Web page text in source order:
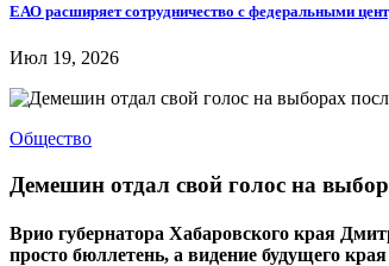
ЕАО расширяет сотрудничество с федеральными
Июл 19, 2026
Общество
Демешин отдал свой голос на
Врио губернатора Хабаровского края
просто бюллетень, а видение будущего